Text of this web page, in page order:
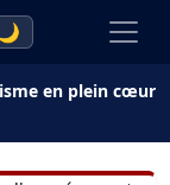
en plein cœur